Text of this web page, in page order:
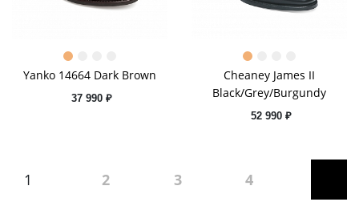
Yanko 14664 Dark Brown
37 990 ₽
Cheaney James II
Black/Grey/Burgundy
52 990 ₽
1 2 3 4